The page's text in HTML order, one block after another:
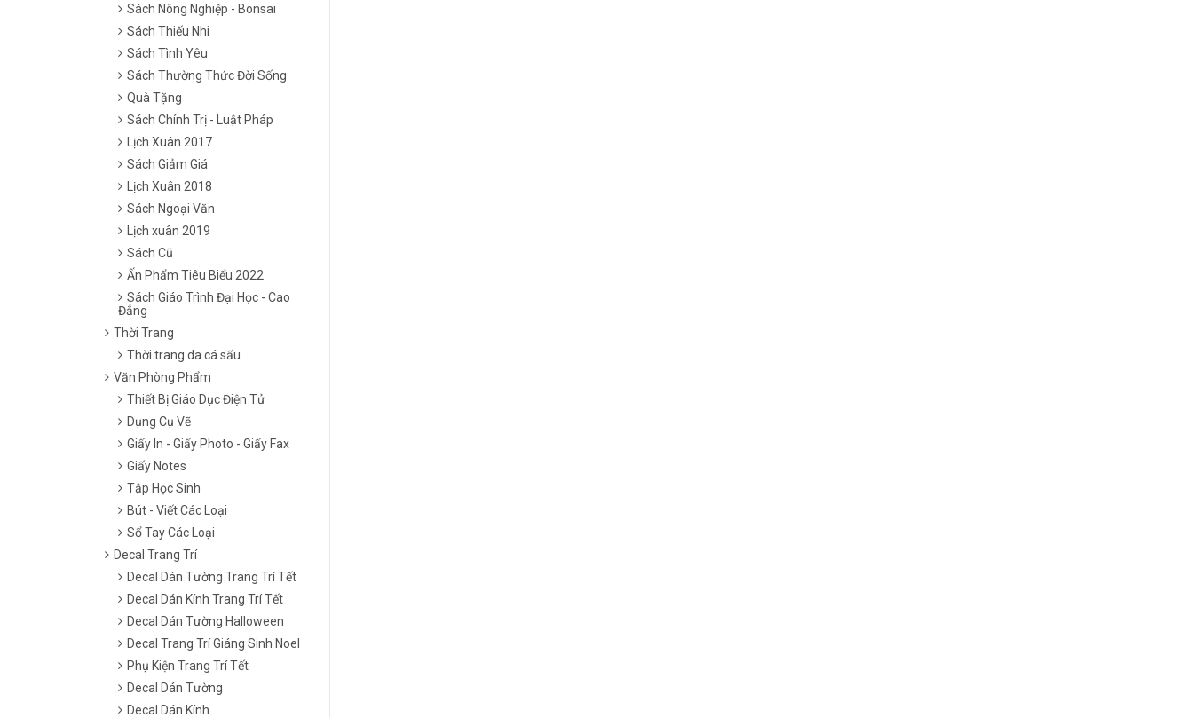
Sách Nông Nghiệp - Bonsai
Sách Thiếu Nhi
Sách Tình Yêu
Sách Thường Thức Đời Sống
Quà Tặng
Sách Chính Trị - Luật Pháp
Lịch Xuân 2017
Sách Giảm Giá
Lịch Xuân 2018
Sách Ngoại Văn
Lịch xuân 2019
Sách Cũ
Ấn Phẩm Tiêu Biểu 2022
Sách Giáo Trình Đại Học - Cao
Đẳng
Thời Trang
Thời trang da cá sấu
Văn Phòng Phẩm
Thiết Bị Giáo Dục Điện Tử
Dụng Cụ Vẽ
Giấy In - Giấy Photo - Giấy Fax
Giấy Notes
Tập Học Sinh
Bút - Viết Các Loại
Sổ Tay Các Loại
Decal Trang Trí
Decal Dán Tường Trang Trí Tết
Decal Dán Kính Trang Trí Tết
Decal Dán Tường Halloween
Decal Trang Trí Giáng Sinh Noel
Phụ Kiện Trang Trí Tết
Decal Dán Tường
Decal Dán Kính